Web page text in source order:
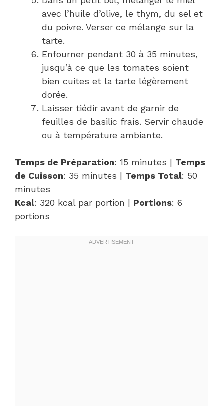
avec l’huile d’olive, le thym, du sel et
du poivre. Verser ce mélange sur la
tarte.
Enfourner pendant 30 à 35 minutes,
jusqu’à ce que les tomates soient
bien cuites et la tarte légèrement
dorée.
Laisser tiédir avant de garnir de
feuilles de basilic frais. Servir chaude
ou à température ambiante.
Temps de Préparation: 15 minutes | Temps
de Cuisson: 35 minutes | Temps Total: 50
minutes
Kcal: 320 kcal par portion | Portions: 6
portions